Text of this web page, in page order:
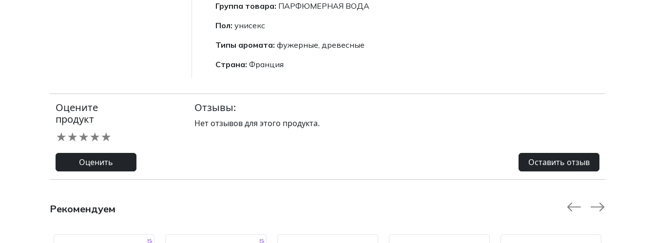
Группа товара: ПАРФЮМЕРНАЯ ВОДА
Пол: унисекс
Типы аромата: фужерные, древесные
Страна: Франция
Оцените
продукт
★
★
★
★
★
Оценить
Отзывы:
Нет отзывов для этого продукта.
Оставить отзыв
Рекомендуем